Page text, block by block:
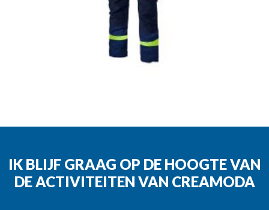
IK BLIJF GRAAG OP DE HOOGTE VAN
DE ACTIVITEITEN VAN CREAMODA